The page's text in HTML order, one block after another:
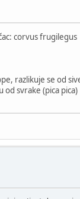
corvus frugilegus
razlikuje se od
od svrake (pica pica)